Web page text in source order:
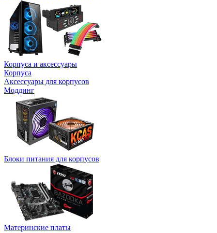
Корпуса и аксессуары
Корпуса
Аксессуары для корпусов
Моддинг
Блоки питания для корпусов
Материнские платы